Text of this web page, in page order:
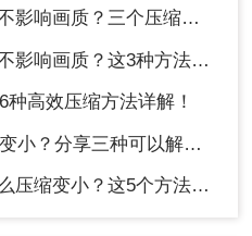
视频处理工具，可以实现
质？三个压缩方法教给你！
？这3种方法轻松实现压缩！
高效压缩方法详解！
三种可以解决问题的方法！
？这5个方法让你轻松搞定！